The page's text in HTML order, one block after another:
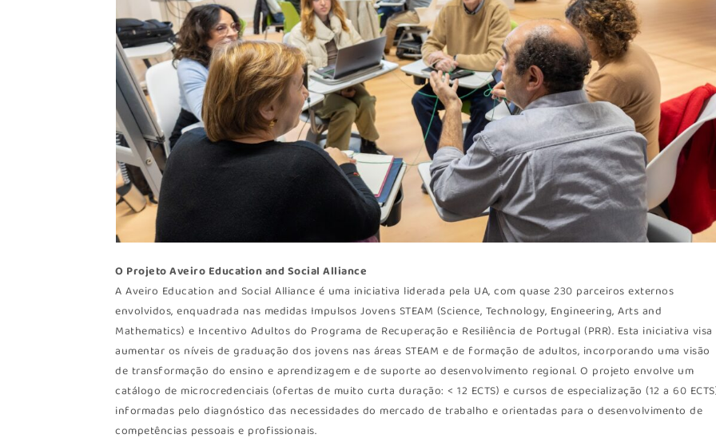
O Projeto Aveiro Education and Social Alliance
A Aveiro Education and Social Alliance é uma iniciativa liderada pela UA, com quase 230 parceiros externos
envolvidos, enquadrada nas medidas Impulsos Jovens STEAM (Science, Technology, Engineering, Arts and
Mathematics) e Incentivo Adultos do Programa de Recuperação e Resiliência de Portugal (PRR). Esta iniciativa visa
aumentar os níveis de graduação dos jovens nas áreas STEAM e de formação de adultos, incorporando uma visão
de transformação do ensino e aprendizagem e de suporte ao desenvolvimento regional. O projeto envolve um
catálogo de microcredenciais (ofertas de muito curta duração: < 12 ECTS) e cursos de especialização (12 a 60
informadas pelo diagnóstico das necessidades do mercado de trabalho e orientadas para o desenvolvimento de
competências pessoais e profissionais.